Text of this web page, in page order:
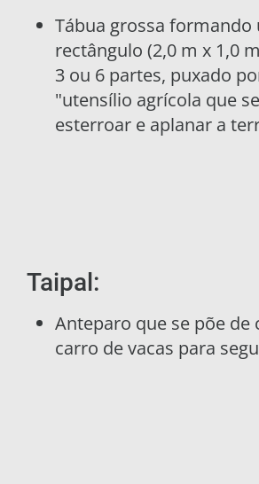
Tábua grossa formando
rectângulo (2,0 m x 1,0
3 ou 6 partes, puxado
"utensílio agrícola que
esterroar e aplanar a
Taipal:
Anteparo que se põe de
carro de vacas para